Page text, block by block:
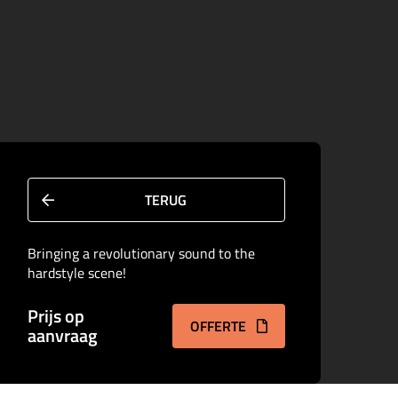
TERUG
Bringing a revolutionary sound to the
hardstyle scene!
Prijs op
aanvraag OFFERTE